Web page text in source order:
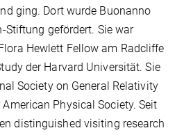
ging. Dort wurde Buonanno
Stiftung gefördert. Sie war
Hewlett Fellow am Radcliffe
der Harvard Universität. Sie
Society on General Relativity
Physical Society. Seit
distinguished visiting research